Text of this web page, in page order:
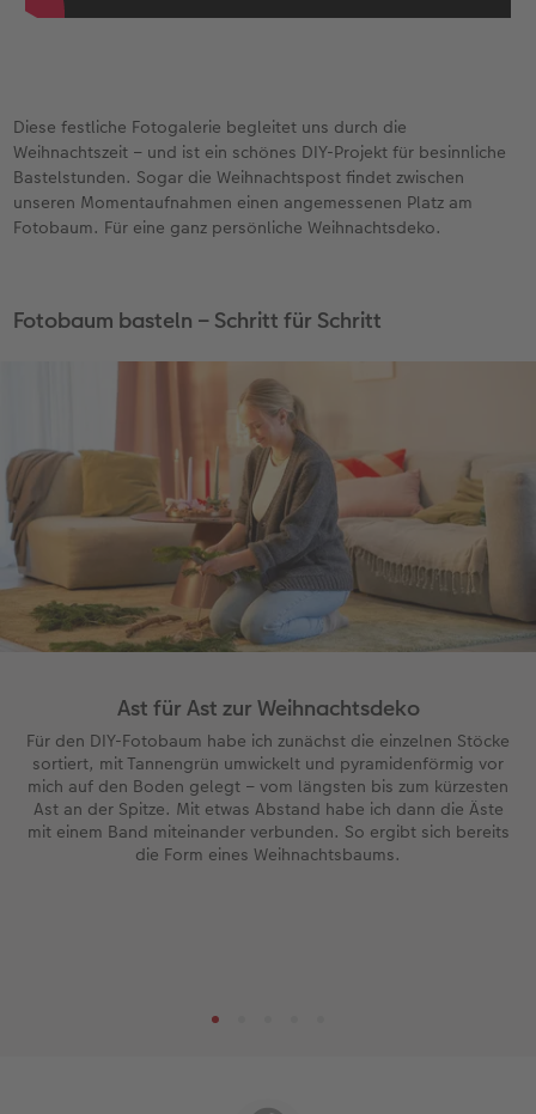
Diese festliche Fotogalerie begleitet uns durch die
Weihnachtszeit – und ist ein schönes DIY-Projekt für besinnliche
Bastelstunden. Sogar die Weihnachtspost findet zwischen
unseren Momentaufnahmen einen angemessenen Platz am
Fotobaum. Für eine ganz persönliche Weihnachtsdeko.
Fotobaum basteln – Schritt für Schritt
Ast für Ast zur Weihnachtsdeko
Für den DIY-Fotobaum habe ich zunächst die einzelnen Stöcke
sortiert, mit Tannengrün umwickelt und pyramidenförmig vor
mich auf den Boden gelegt – vom längsten bis zum kürzesten
Ast an der Spitze. Mit etwas Abstand habe ich dann die Äste
mit einem Band miteinander verbunden. So ergibt sich bereits
die Form eines Weihnachtsbaums.